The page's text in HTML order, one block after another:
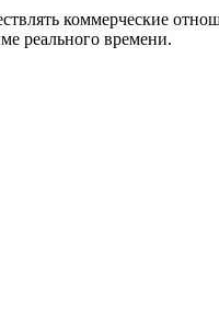
коммерческие
реального времени.